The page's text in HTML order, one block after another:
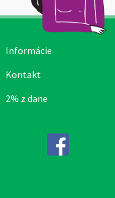
Informácie
Kontakt
2% z dane